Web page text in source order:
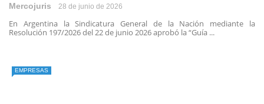
Mercojuris 28 de junio de 2026
En Argentina la Sindicatura General de la Nación mediante la
Resolución 197/2026 del 22 de junio 2026 aprobó la “Guía ...
EMPRESAS